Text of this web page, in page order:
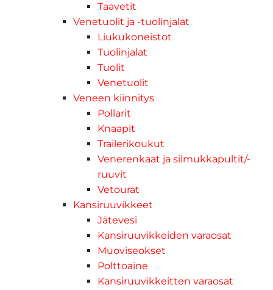
Taavetit
Venetuolit ja -tuolinjalat
Liukukoneistot
Tuolinjalat
Tuolit
Venetuolit
Veneen kiinnitys
Pollarit
Knaapit
Trailerikoukut
Venerenkaat ja silmukkapultit/-
ruuvit
Vetourat
Kansiruuvikkeet
Jätevesi
Kansiruuvikkeiden varaosat
Muoviseokset
Polttoaine
Kansiruuvikkeitten varaosat